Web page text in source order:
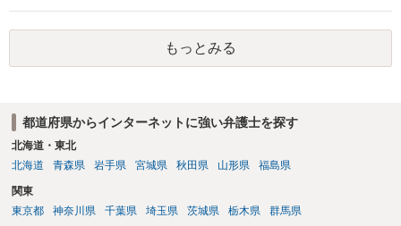
が生まれた日より五年以上前の日に生まれた者に限る。）は、一年以
下の拘禁刑又は五十万円以下の罰金に処する。 一 威迫し、偽計を用
い又は誘惑して面会を要求すること。 二 拒まれたにもかかわらず、
反復して面会を要求すること。 三 金銭その他の利益を供与し、又は
二年以下の拘禁刑又は百万円以下の罰金に処する。
もっとみる
都道府県からインターネットに強い弁護士を探す
北海道・東北
北海道
青森県 岩手県 宮城県 秋田県 山形県 福島県
関東
東京都
神奈川県 千葉県 埼玉県 茨城県 栃木県 群馬県